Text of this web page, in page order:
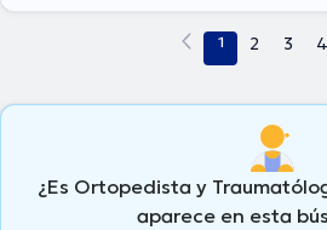
1 2 3 4
¿Es Ortopedista y
aparece en esta